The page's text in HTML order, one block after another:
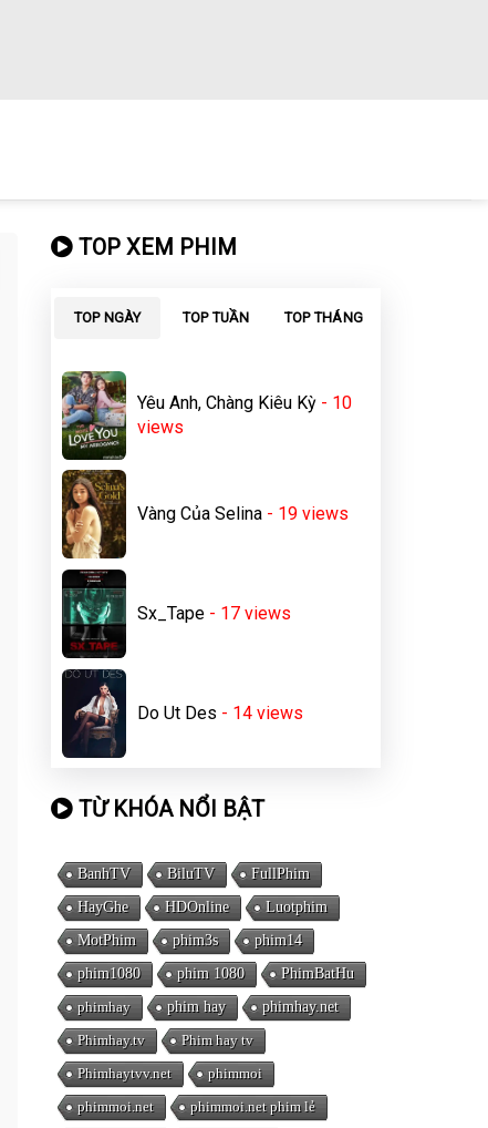
TOP XEM PHIM
TOP NGÀY TOP TUẦN TOP THÁNG
Yêu Anh, Chàng Kiêu Kỳ - 10
views
Vàng Của Selina - 19 views
Sx_Tape - 17 views
Do Ut Des - 14 views
TỪ KHÓA NỔI BẬT
BanhTV BiluTV
FullPhim
HayGhe
HDOnline
Luotphim
MotPhim
phim3s
phim14
phim1080
phim 1080
PhimBatHu
phimhay
phim hay
phimhay.net
Phimhay.tv
Phim hay tv
Phimhaytvv.net
phimmoi
phimmoi.net
phimmoi.net phim lẻ